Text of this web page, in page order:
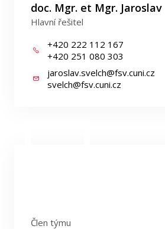
doc. Mgr. et Mgr. Jaroslav
Hlavní řešitel
+420 222 112 167
+420 251 080 303
jaroslav.svelch@fsv.cuni.cz
svelch@fsv.cuni.cz
Člen týmu